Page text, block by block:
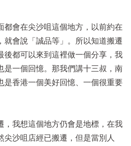
都會在尖沙咀這個地方，以前約在
就會說「誠品等」。所以知道搬遷
後都可以來到這裡做一個分享，我
是一個回憶。那我們講十三叔，南
是香港一個美好回憶、一個很重要
，我想這個地方仍會是地標，在我
尖沙咀店經已搬遷，但是當別人